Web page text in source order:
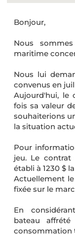
Bonjour,
Nous
maritime
Nous lui
convenus en
Aujourd'hui, le
fois sa valeur
souhaiterions
la situation
Pour
jeu. Le
établi à 1230 $
Actuellement
fixée sur le
En
bateau
consommation